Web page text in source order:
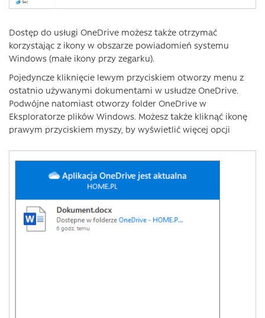
Dostęp do usługi OneDrive możesz także otrzymać
korzystając z ikony w obszarze powiadomień systemu
Windows (małe ikony przy zegarku).
Pojedyncze kliknięcie lewym przyciskiem otworzy menu z
ostatnio używanymi dokumentami w usłudze OneDrive.
Podwójne natomiast otworzy folder OneDrive w
Eksploratorze plików Windows. Możesz także kliknąć ikonę
prawym przyciskiem myszy, by wyświetlić więcej opcji